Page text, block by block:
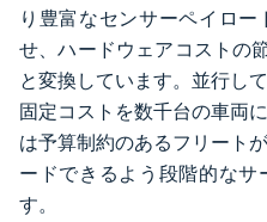
り豊富なセンサーペイロ
せ、ハードウェアコストの
と変換しています。並行し
固定コストを数千台の車両
は予算制約のあるフリート
ードできるよう段階的なサ
す。